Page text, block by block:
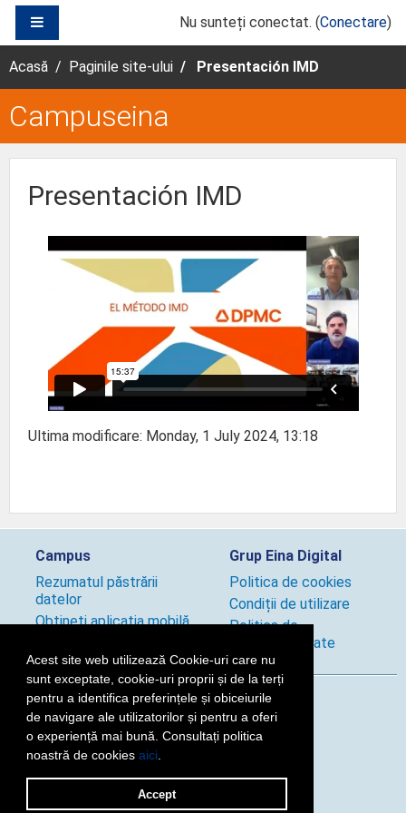
Acest site web utilizează Cookie-uri care nu
sunt exceptate, cookie-uri proprii și de la terți
pentru a identifica preferințele și obiceiurile
de navigare ale utilizatorilor și pentru a oferi
o experiență mai bună. Consultați politica
noastră de cookies aici
Accept
Sari la conţinutul principal
Nu sunteți conectat. (Conectare)
Acasă Paginile site-ului Presentación IMD
Campuseina
Presentación IMD
Ultima modificare: Monday, 1 July 2024, 13:18
Campus
Rezumatul păstrării
datelor
Obțineți aplicația mobilă
Grup Eina Digital
Politica de cookies
Condiții de utilizare
Politica de
confidențialitate
Urmărește-ne!